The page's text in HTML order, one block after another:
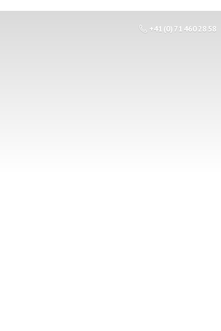
+41 (0) 71 460 28 58